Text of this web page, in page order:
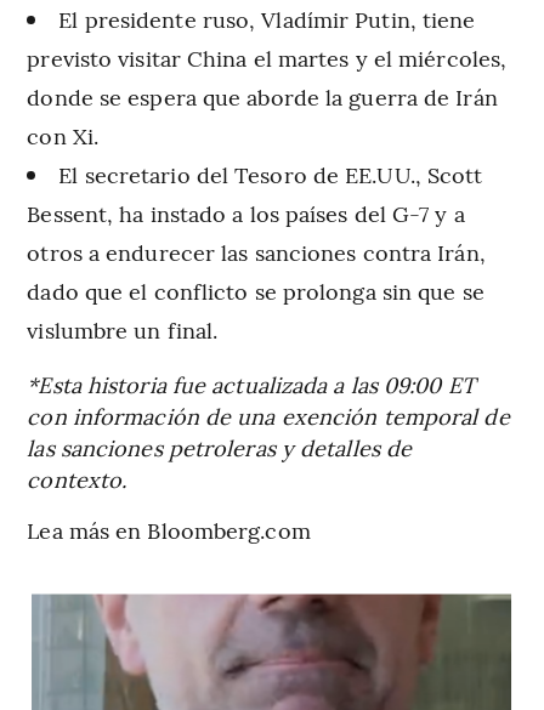
El presidente ruso, Vladímir Putin, tiene
previsto visitar China el martes y el miércoles,
donde se espera que aborde la guerra de Irán
con Xi.
El secretario del Tesoro de EE.UU., Scott
Bessent, ha instado a los países del G-7 y a
otros a endurecer las sanciones contra Irán,
dado que el conflicto se prolonga sin que se
vislumbre un final.
*Esta historia fue actualizada a las 09:00 ET
con información de una exención temporal de
las sanciones petroleras y detalles de
contexto.
Lea más en Bloomberg.com